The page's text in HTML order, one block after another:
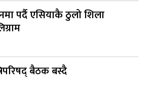
पर्दै एसियाकै ठुलो शिला
बैठक बस्दै